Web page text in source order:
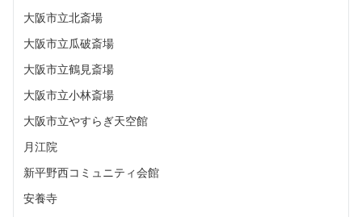
大阪市立北斎場
大阪市立瓜破斎場
大阪市立鶴見斎場
大阪市立小林斎場
大阪市立やすらぎ天空館
月江院
新平野西コミュニティ会館
安養寺